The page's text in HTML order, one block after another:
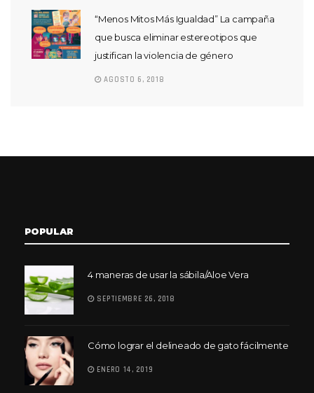
“Menos Mitos Más Igualdad” La campaña
que busca eliminar estereotipos que
justifican la violencia de género
AGOSTO 6, 2018
POPULAR
4 maneras de usar la sábila/Aloe Vera
SEPTIEMBRE 26, 2018
Cómo lograr el delineado de gato fácilmente
ENERO 14, 2019